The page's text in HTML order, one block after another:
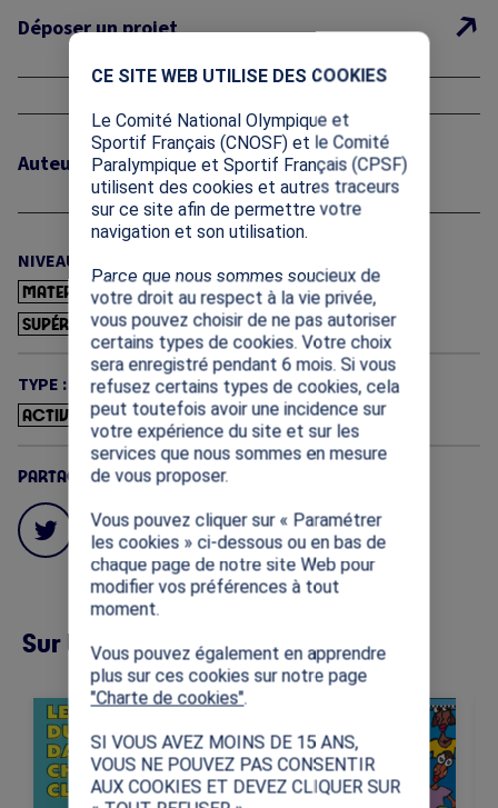
Déposer un projet
Auteur : CNOSF
NIVEAU :
MATERNELLE ELÉMENTAIRE COLLÈGE
LYCÉE
SUPÉRIEUR
TYPE :
ACTIVITÉS PÉDAGOGIQUES
PARTAGES
Sur la même thématique (12)
Image
Cette ressource vise à
transmettre les valeurs
universelles
fondamentales du sport:
Cette ressource
présente les notions
fondamentales des Jeux
Olympiques.
CE SITE WEB UTILISE DES COOKIES
Le Comité National Olympique et
Sportif Français (CNOSF) et le Comité
Paralympique et Sportif Français (CPSF)
utilisent des cookies et autres traceurs
sur ce site afin de permettre votre
navigation et son utilisation.
Parce que nous sommes soucieux de
votre droit au respect à la vie privée,
vous pouvez choisir de ne pas autoriser
certains types de cookies. Votre choix
sera enregistré pendant 6 mois. Si vous
refusez certains types de cookies, cela
peut toutefois avoir une incidence sur
votre expérience du site et sur les
services que nous sommes en mesure
de vous proposer.
Vous pouvez cliquer sur « Paramétrer
les cookies » ci-dessous ou en bas de
chaque page de notre site Web pour
modifier vos préférences à tout
moment.
Vous pouvez également en apprendre
plus sur ces cookies sur notre page
"Charte de cookies".
SI VOUS AVEZ MOINS DE 15 ANS,
VOUS NE POUVEZ PAS CONSENTIR
AUX COOKIES ET DEVEZ CLIQUER SUR